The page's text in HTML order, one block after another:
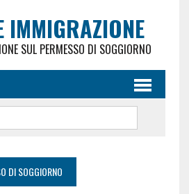
IMMIGRAZIONE
SUL PERMESSO DI SOGGIORNO
DI SOGGIORNO